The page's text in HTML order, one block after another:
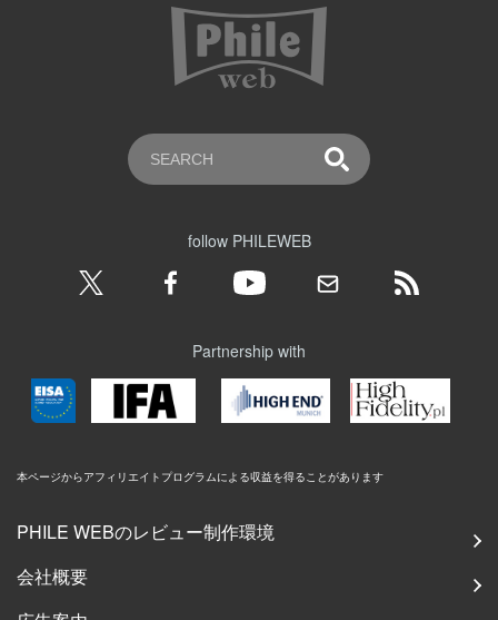
follow PHILEWEB
Partnership with
本ページからアフィリエイトプログラムによる収益を得ることがあります
PHILE WEBのレビュー制作環境
会社概要